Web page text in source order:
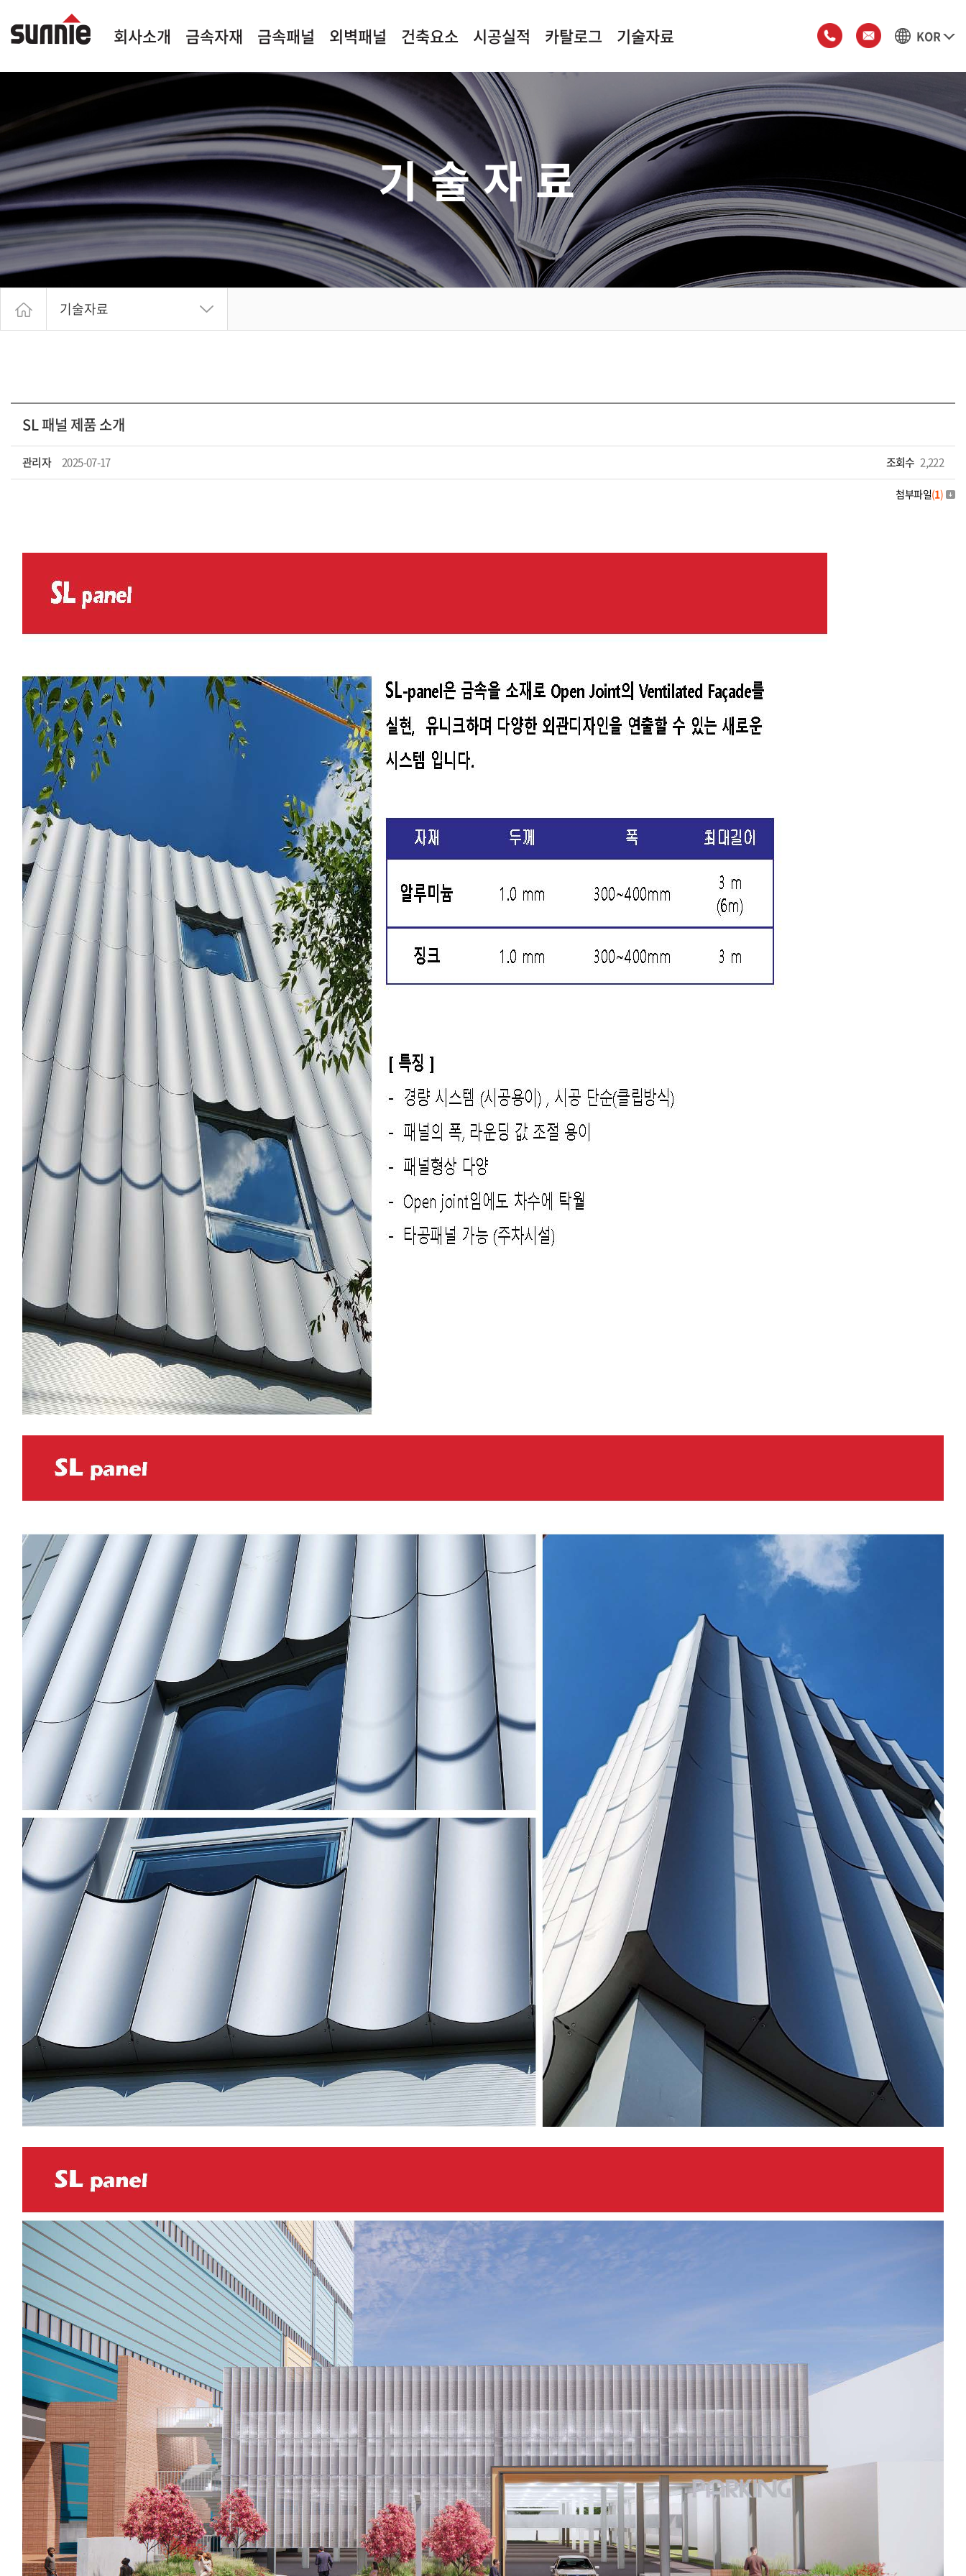
회사소개 금속자재 금속패널 외벽패널 건축요소 시공실적 카탈로그 기술자료 KOR
기술자료
기술자료
SL 패널 제품 소개
관리자 2025-07-17 조회수 2,222
첨부파일(1)